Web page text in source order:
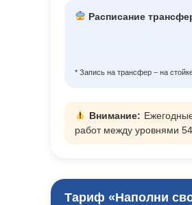
Расписание
* Запись на трансфер – на
Внимание:
работ между уровнями
Тариф «Наполни